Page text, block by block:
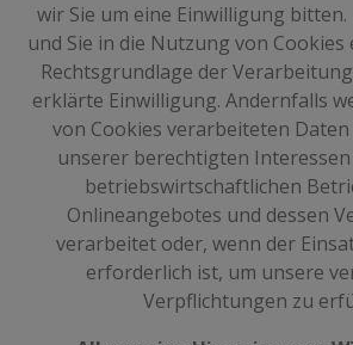
wir Sie um eine Einwilligung
und Sie in die Nutzung von
Rechtsgrundlage der
erklärte Einwilligung. Andernfalls
von Cookies verarbeiteten
unserer berechtigten Interessen
betriebswirtschaftlichen
Onlineangebotes und dessen
verarbeitet oder, wenn der
erforderlich ist, um unsere
Verpflichtungen zu